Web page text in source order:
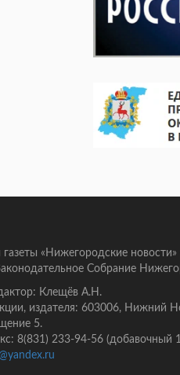
газеты «Нижегородские
Собрание
Клещёв А.Н.
издателя: 603006, Нижний
5.
8(831) 233-94-56 (добавочный